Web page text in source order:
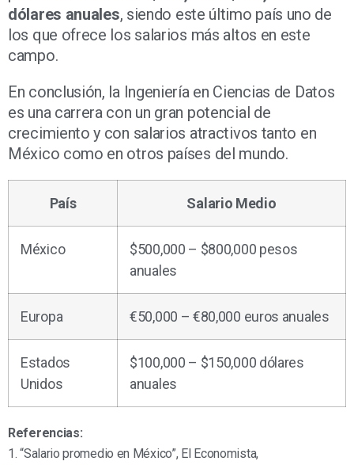
dólares anuales, siendo este último país uno de
los que ofrece los salarios más altos en este
campo.
En conclusión, la Ingeniería en Ciencias de Datos
es una carrera con un gran potencial de
crecimiento y con salarios atractivos tanto en
México como en otros países del mundo.
País Salario Medio
México
$500,000 – $800,000 pesos
anuales
Europa €50,000 – €80,000 euros anuales
Estados
Unidos
$100,000 – $150,000 dólares
anuales
Referencias:
1. “Salario promedio en México”, El Economista,